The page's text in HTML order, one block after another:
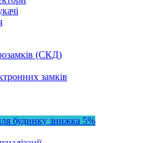
(СКД)
замків
будинку знижка 5%